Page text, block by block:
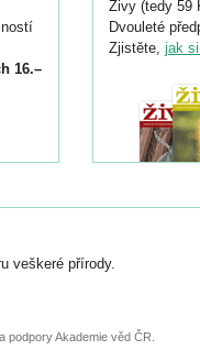
16.–
Živy (tedy 59
Dvouleté
Zjistěte, jak
veškeré přírody.
podpory Akademie věd ČR.